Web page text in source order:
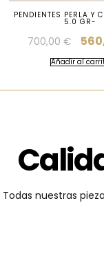
PENDIENTES PERLA Y
5.0 GR-
700,00 €
Añadir al
Todas nuestras